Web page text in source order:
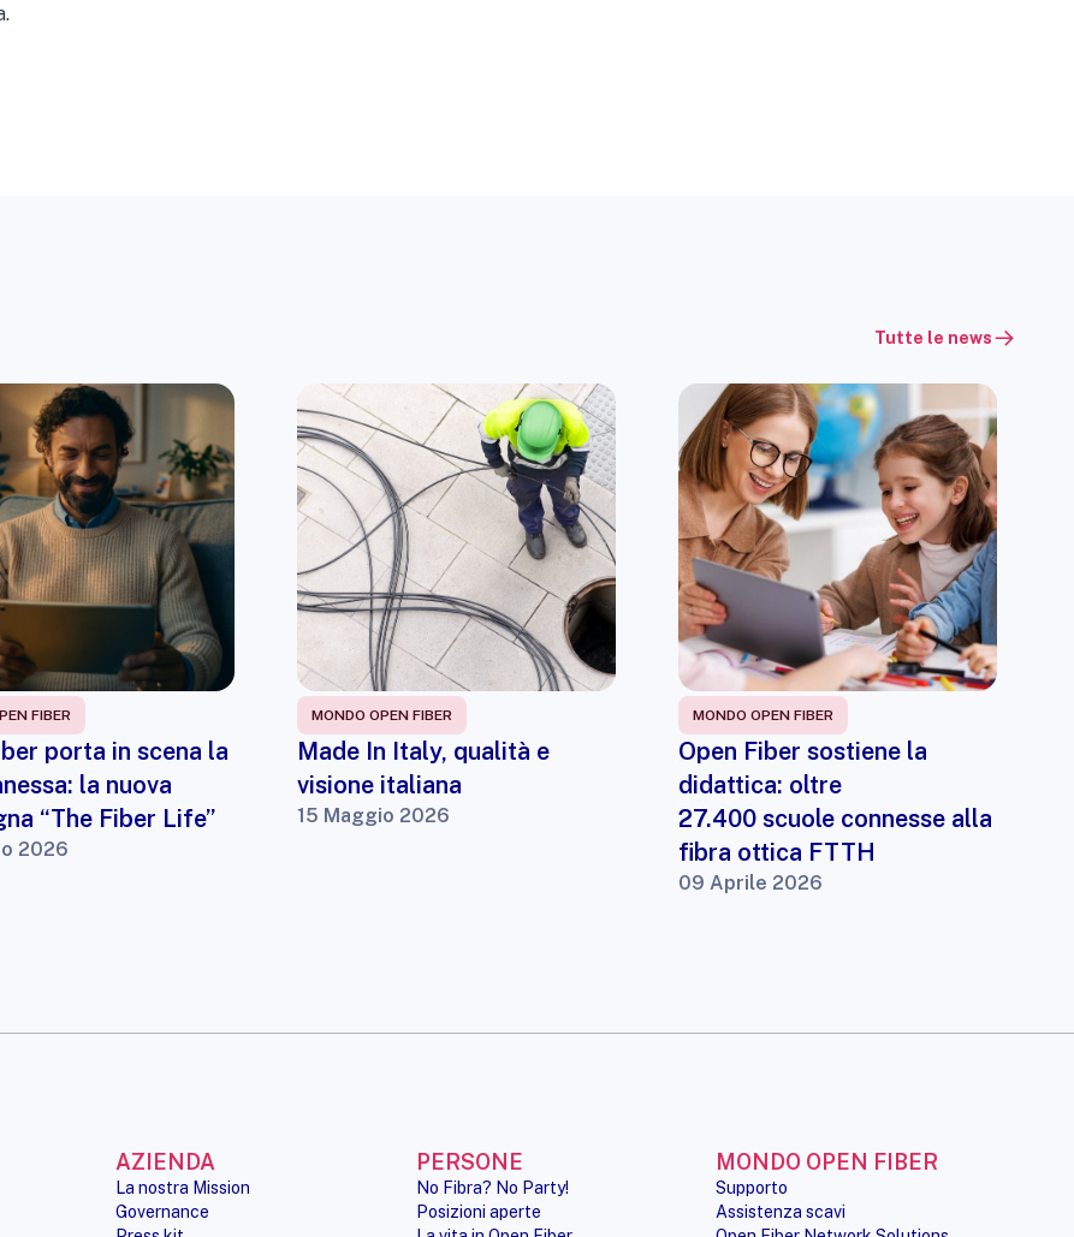
Tutte le news
FIBER
porta in scena la
la nuova
“The Fiber Life”
2026
MONDO OPEN FIBER
Made In Italy, qualità e
visione italiana
15 Maggio 2026
MONDO OPEN FIBER
Open Fiber sostiene la
didattica: oltre
27.400 scuole connesse alla
fibra ottica FTTH
09 Aprile 2026
AZIENDA
La nostra Mission
Governance
PERSONE
No Fibra? No Party!
Posizioni aperte
MONDO OPEN FIBER
Supporto
Assistenza scavi